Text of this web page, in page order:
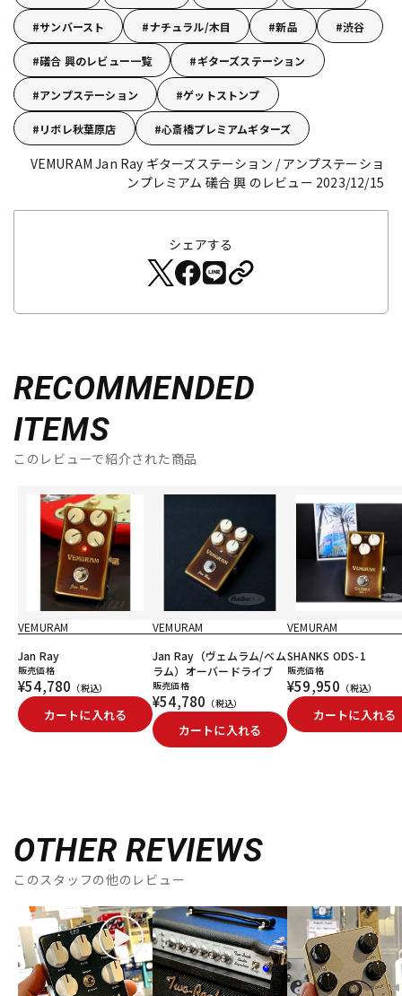
サンバースト ナチュラル/木目 新品 渋谷
礒合 興のレビュー一覧 ギターズステーション
アンプステーション ゲットストンプ
リボレ秋葉原店 心斎橋プレミアムギターズ
VEMURAM Jan Ray ギターズステーション / アンプステーショ
ンプレミアム 礒合 興 のレビュー 2023/12/15
シェアする
RECOMMENDED
ITEMS
このレビューで紹介された商品
VEMURAM
Jan Ray
販売価格
¥54,780 （税込）
カートに入れる
VEMURAM
Jan Ray（ヴェムラム/ベム
ラム）オーバードライブ
販売価格
¥54,780 （税込）
カートに入れる
VEMURAM
SHANKS ODS-1
販売価格
¥59,950 （税込）
カートに入れる
OTHER REVIEWS
このスタッフの他のレビュー